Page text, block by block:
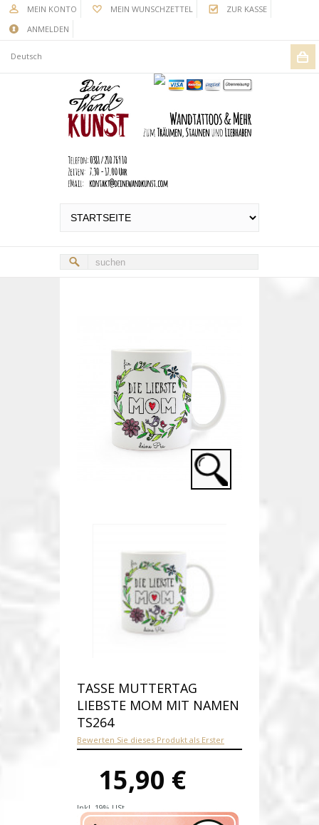
MEIN KONTO MEIN WUNSCHZETTEL
ZUR KASSE
ANMELDEN
Deutsch
TASSE MUTTERTAG
LIEBSTE MOM MIT NAMEN
TS264
Bewerten Sie dieses Produkt als Erster
15,90 €
Inkl. 19% USt.
Versandkosten